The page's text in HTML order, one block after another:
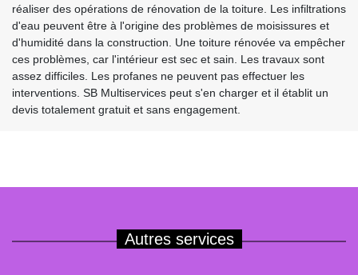
réaliser des opérations de rénovation de la toiture. Les infiltrations
d'eau peuvent être à l'origine des problèmes de moisissures et
d'humidité dans la construction. Une toiture rénovée va empêcher
ces problèmes, car l'intérieur est sec et sain. Les travaux sont
assez difficiles. Les profanes ne peuvent pas effectuer les
interventions. SB Multiservices peut s'en charger et il établit un
devis totalement gratuit et sans engagement.
Autres services